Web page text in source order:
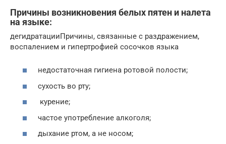
Причины возникновения белых пятен и налета
на языке:
дегидратацииПричины, связанные с раздражением,
воспалением и гипертрофией сосочков языка
недостаточная гигиена ротовой полости;
сухость во рту;
курение;
частое употребление алкоголя;
дыхание ртом, а не носом;